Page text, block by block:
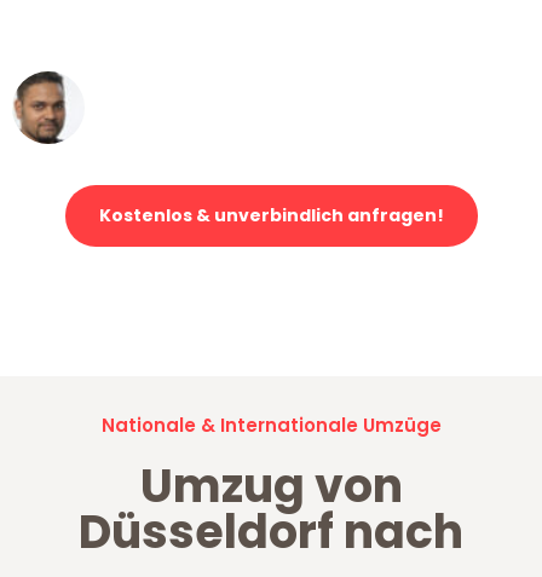
Kostenlos & unverbindlich anfragen!
Nationale & Internationale Umzüge
Umzug von
Düsseldorf nach